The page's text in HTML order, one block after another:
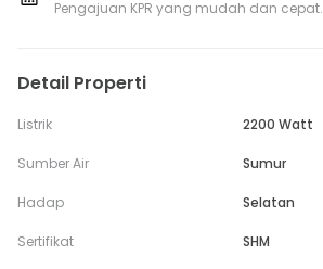
Pengajuan KPR yang mudah dan cepat.
Detail Properti
Listrik 2200 Watt
Sumber Air Sumur
Hadap Selatan
Sertifikat SHM